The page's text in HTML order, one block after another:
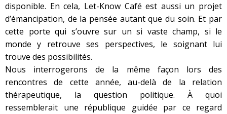
disponible. En cela, Let-Know Café est aussi un projet
d’émancipation, de la pensée autant que du soin. Et par
cette porte qui s’ouvre sur un si vaste champ, si le
monde y retrouve ses perspectives, le soignant lui
trouve des possibilités.
Nous interrogerons de la même façon lors des
rencontres de cette année, au-delà de la relation
thérapeutique, la question politique. À quoi
ressemblerait une république guidée par ce regard